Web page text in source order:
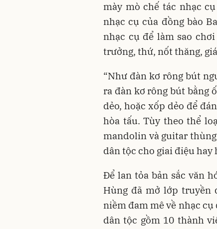
mày mò chế tác nhạc
nhạc cụ của đồng bào
nhạc cụ để làm sao
trưởng, thứ, nốt thăng,
“Như đàn kơ rông bút
ra đàn kơ rông bút bằng
dẻo, hoặc xốp dẻo để
hòa tấu. Tùy theo thể
mandolin và guitar
dân tộc cho giai điệu hay
Để lan tỏa bản sắc văn
Hùng đã mở lớp truyền
niềm đam mê về nhạc
dân tộc gồm 10 thành